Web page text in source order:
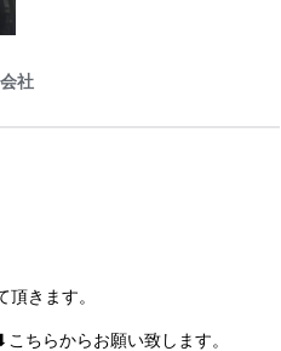
きます。
ちらからお願い致します。